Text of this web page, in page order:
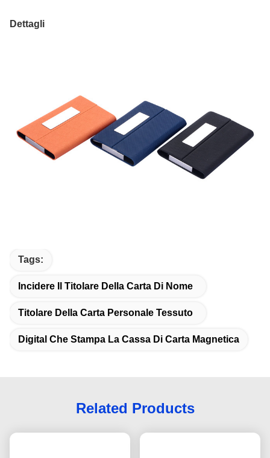
Dettagli
Tags:
Incidere Il Titolare Della Carta Di Nome
Titolare Della Carta Personale Tessuto
Digital Che Stampa La Cassa Di Carta Magnetica
Related Products